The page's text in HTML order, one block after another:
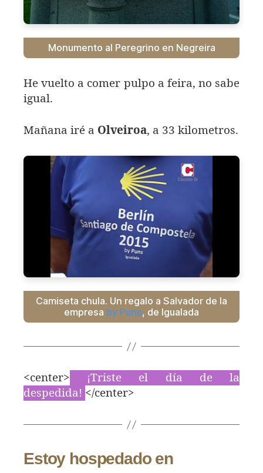
Monumento al Peregrino en Negreira
He vuelto a comer pulpo a feira, no sabe
igual.
Mañana iré a Olveiroa, a 33 kilometros.
Camiseta chula. Un regalo a Salvador de la
empresa by Puns, de Igualada
<center> ¡Triste el día de la
despedida! </center>
Estoy hospedado en